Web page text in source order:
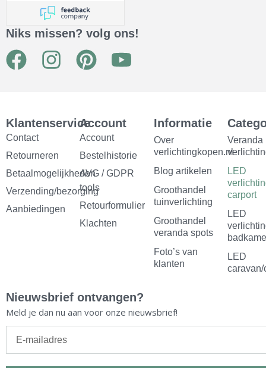
Niks missen? volg ons!
F
e
b
o
o
k
I
t
g
r
a
P
t
e
r
e
s
t
Y
t
b
e
Klantenservice
Contact
Retourneren
Betaalmogelijkheden
Verzending/bezorging
Aanbiedingen
Account
Account
Bestelhistorie
AVG / GDPR
tools
Retourformulier
Klachten
Informatie
Over
verlichtingkopen.nl
Blog artikelen
Groothandel
tuinverlichting
Groothandel
veranda spots
Foto’s van
klanten
Veranda
LED
carport
LED
LED
caravan/
Nieuwsbrief ontvangen?
Meld je dan nu aan voor onze nieuwsbrief!
mailadres